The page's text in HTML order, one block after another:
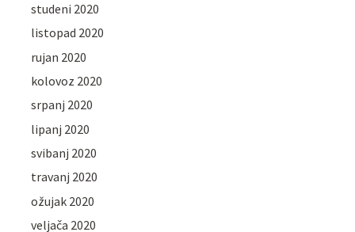
studeni 2020
listopad 2020
rujan 2020
kolovoz 2020
srpanj 2020
lipanj 2020
svibanj 2020
travanj 2020
ožujak 2020
veljača 2020